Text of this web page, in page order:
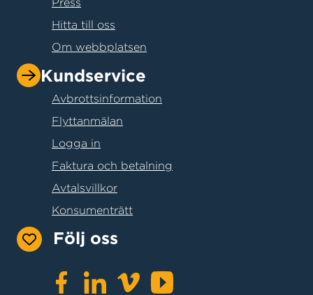
Hitta till oss
Om webbplatsen
Kundservice
Avbrottsinformation
Flyttanmälan
Logga in
Faktura och betalning
Avtalsvillkor
Konsumenträtt
Följ oss